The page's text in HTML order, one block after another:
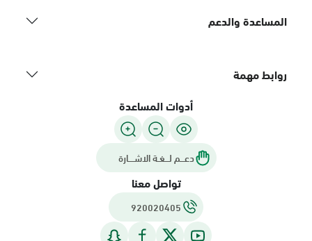
المساعدة والدعم
روابط مهمة
أدوات المساعدة
دعـــم لـــغـة الاشــــارة
تواصل معنا
920020405